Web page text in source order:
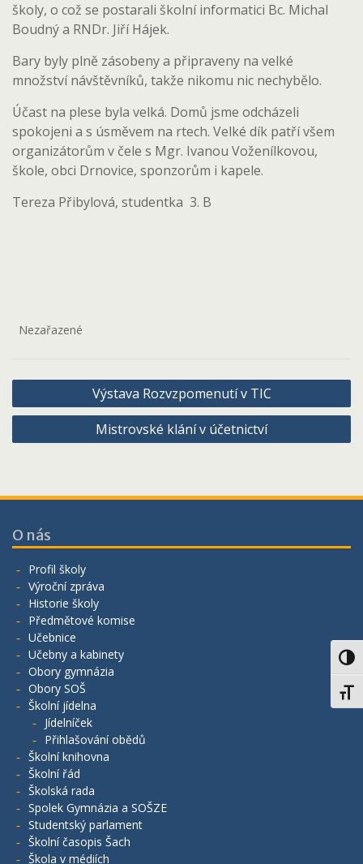
školy, o což se postarali školní informatici Bc. Michal
Boudný a RNDr. Jiří Hájek.
Bary byly plně zásobeny a připraveny na velké
množství návštěvníků, takže nikomu nic nechybělo.
Účast na plese byla velká. Domů jsme odcházeli
spokojeni a s úsměvem na rtech. Velké dík patří všem
organizátorům v čele s Mgr. Ivanou Voženílkovou,
škole, obci Drnovice, sponzorům i kapele.
Tereza Přibylová, studentka 3. B
Nezařazené
Navigace
pro
Výstava Rozvzpomenutí v TIC
Mistrovské klání v účetnictví
O nás
Profil školy
Výroční zpráva
Historie školy
Předmětové komise
Učebnice
Učebny a kabinety
Obory gymnázia
Obory SOŠ
Školní jídelna
Jídelníček
Přihlašování obědů
Školní knihovna
Školní řád
Školská rada
Spolek Gymnázia a SOŠZE
Studentský parlament
Školní časopis Šach
Škola v médiích